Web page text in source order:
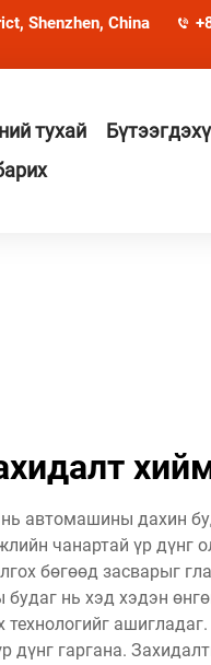
Shenzhen, China
тухай
автомашины дахин
чанартай үр
бөгөөд засварыг
нь хэд хэдэн
дүнг гаргана.